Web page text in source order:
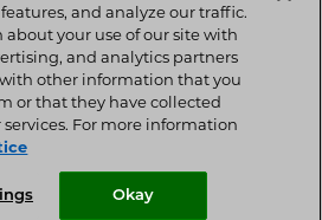
espressamente tutti i diritti,
copia, la distribuzione e la
Italia S.r.l | Tutti i diritti
P.IVA 08923130010
Statement-Cookie List
Settings
and analyze our traffic.
about your use of our site with
and analytics partners
other information that you
or that they have collected
For more information
Okay